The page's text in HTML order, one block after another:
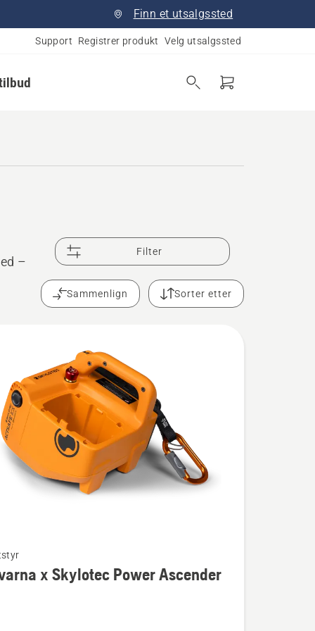
Finn et utsalgssted
Support Registrer produkt Velg utsalgssted
–
Filter
Sammenlign Sorter etter
x Skylotec Power Ascender